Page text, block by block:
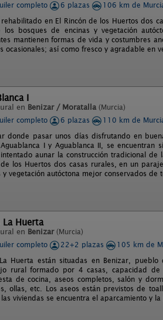
completo
6 plazas
106 km de
rehabilitado en El Rincón de los Huertos dos
los bosques de encinas y vegetación
mantienen formas de vida y costumbres
ocasionales; así como fresco y agradable en
I
en Benizar / Moratalla (Murcia)
completo
6 plazas
110 km de
donde pasar unos días disfrutando en
I y Aguablanca II, se
aunar la construcción tradicional
de los Huertos dos casas rurales, en un
y vegetación autóctona mejor conservados de
La Huerta
en Benizar (Murcia)
completo
22+2 plazas
105 km de
Huerta están situadas en Benizar,
rural formado por 4 casas, capacidad
de cocina, aseos completos, salón y
ollas, etc. Los aseos están previstos de
las viviendas se encuentra el aparcamiento y